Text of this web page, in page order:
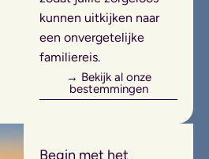
kunnen uitkijken naar
een onvergetelijke
familiereis.
→ Bekijk al onze
bestemmingen
Begin met het